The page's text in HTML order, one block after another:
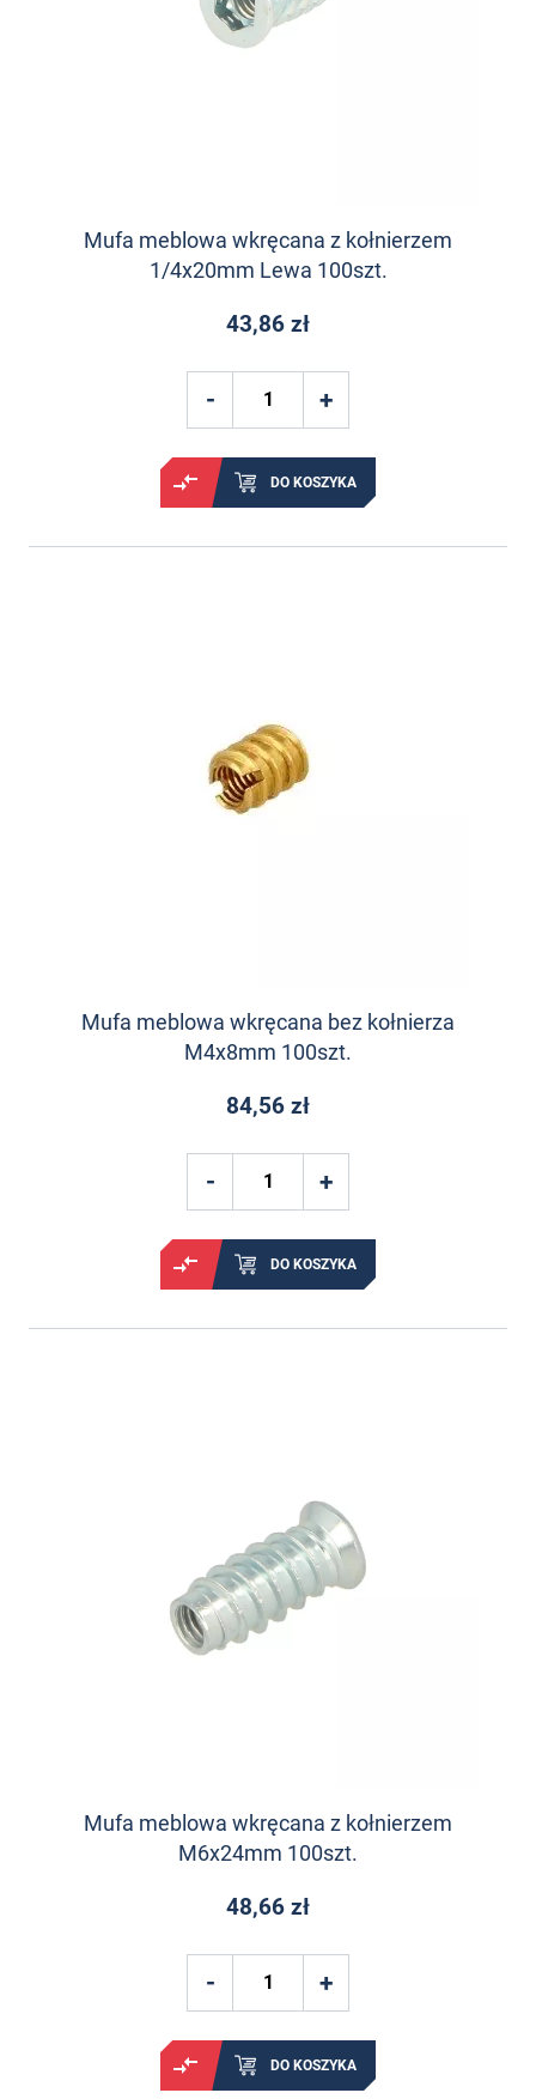
Mufa meblowa wkręcana z kołnierzem
1/4x20mm Lewa 100szt.
43,86 zł
DO KOSZYKA
Mufa meblowa wkręcana bez kołnierza
M4x8mm 100szt.
84,56 zł
DO KOSZYKA
Mufa meblowa wkręcana z kołnierzem
M6x24mm 100szt.
48,66 zł
DO KOSZYKA